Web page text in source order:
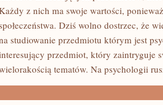
z nich ma swoje wartości,
Dziś wolno dostrzec, że
studiowanie przedmiotu którym jest
przedmiot, który zaintryguje
tematów. Na psychologii